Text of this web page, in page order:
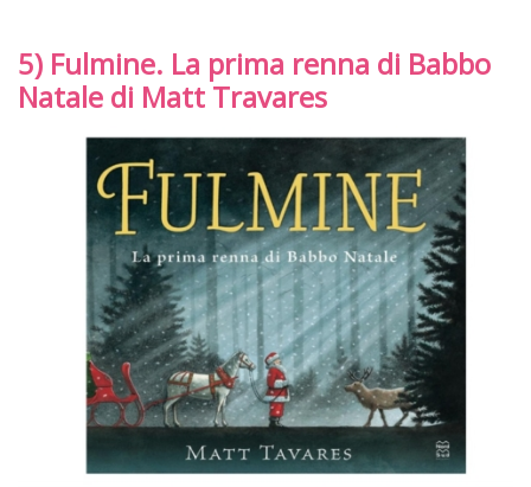
5) Fulmine. La prima renna di Babbo
Natale di Matt Travares